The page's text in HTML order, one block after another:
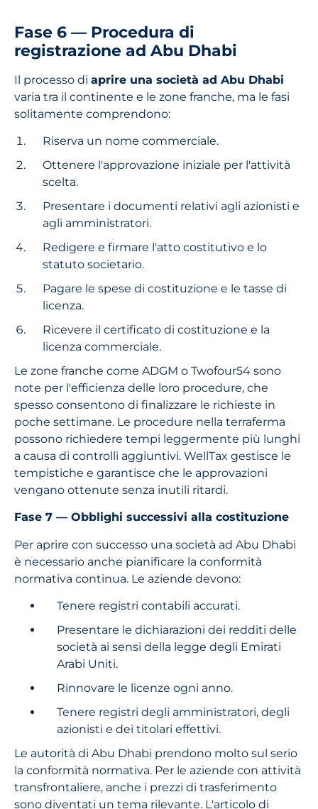
Fase 6 — Procedura di
registrazione ad Abu Dhabi
Il processo di aprire una società ad Abu Dhabi
varia tra il continente e le zone franche, ma le fasi
solitamente comprendono:
Riserva un nome commerciale.
Ottenere l'approvazione iniziale per l'attività
scelta.
Presentare i documenti relativi agli azionisti e
agli amministratori.
Redigere e firmare l'atto costitutivo e lo
statuto societario.
Pagare le spese di costituzione e le tasse di
licenza.
Ricevere il certificato di costituzione e la
licenza commerciale.
Le zone franche come ADGM o Twofour54 sono
note per l'efficienza delle loro procedure, che
spesso consentono di finalizzare le richieste in
poche settimane. Le procedure nella terraferma
possono richiedere tempi leggermente più lunghi
a causa di controlli aggiuntivi. WellTax gestisce le
tempistiche e garantisce che le approvazioni
vengano ottenute senza inutili ritardi.
Fase 7 — Obblighi successivi alla costituzione
Per aprire con successo una società ad Abu Dhabi
è necessario anche pianificare la conformità
normativa continua. Le aziende devono:
Tenere registri contabili accurati.
Presentare le dichiarazioni dei redditi delle
società ai sensi della legge degli Emirati
Arabi Uniti.
Rinnovare le licenze ogni anno.
Tenere registri degli amministratori, degli
azionisti e dei titolari effettivi.
Le autorità di Abu Dhabi prendono molto sul serio
la conformità normativa. Per le aziende con attività
transfrontaliere, anche i prezzi di trasferimento
sono diventati un tema rilevante. L'articolo di